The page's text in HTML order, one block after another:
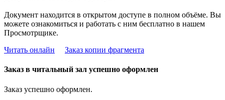
Документ находится в открытом доступе в полном объёме. Вы
можете ознакомиться и работать с ним бесплатно в нашем
Просмотрщике.
Читать онлайн
Заказ копии фрагмента
Заказ в читальный зал успешно оформлен
Заказ успешно оформлен.